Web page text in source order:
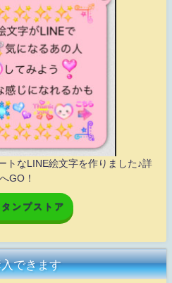
トなLINE絵文字を作りました♪詳
GO！
ンプストア
できます